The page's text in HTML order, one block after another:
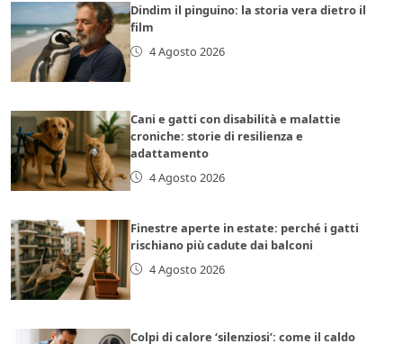
Dindim il pinguino: la storia vera dietro il
film
4 Agosto 2026
Cani e gatti con disabilità e malattie
croniche: storie di resilienza e
adattamento
4 Agosto 2026
Finestre aperte in estate: perché i gatti
rischiano più cadute dai balconi
4 Agosto 2026
Colpi di calore ‘silenziosi’: come il caldo